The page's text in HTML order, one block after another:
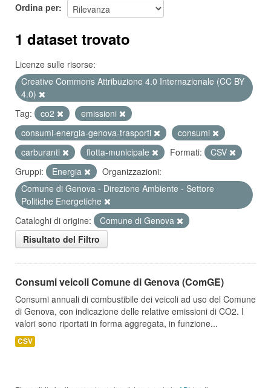
Ordina per
1 dataset trovato
Licenze sulle risorse:
Creative Commons Attribuzione 4.0 Internazionale (CC BY
4.0)
Tag:
co2
emissioni
consumi-energia-genova-trasporti
consumi
carburanti
flotta-municipale Formati:
CSV
Gruppi:
Energia
Organizzazioni:
Comune di Genova - Direzione Ambiente - Settore
Politiche Energetiche
Cataloghi di origine:
Comune di Genova
Risultato del Filtro
Consumi veicoli Comune di Genova (ComGE)
Consumi annuali di combustibile dei veicoli ad uso del Comune
di Genova, con indicazione delle relative emissioni di CO2. I
valori sono riportati in forma aggregata, in funzione...
CSV